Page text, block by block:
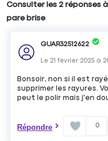
Consulter les 2 réponses
pare brise
GUAR32512622
Le 21 février 2025 à
Bonsoir, non si il est
supprimer les rayures.
peut le polir mais j'en
Répondre 0